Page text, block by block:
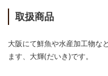
取扱商品
大阪にて鮮魚や水産加工物な
ます、大輝(だいき)です。